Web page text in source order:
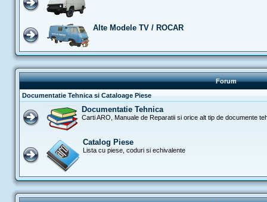
Alte Modele TV / ROCAR
Forum
Documentatie Tehnica si Cataloage Piese
Documentatie Tehnica
Carti ARO, Manuale de Reparatii si orice alt tip de documente
Catalog Piese
Lista cu piese, coduri si echivalente